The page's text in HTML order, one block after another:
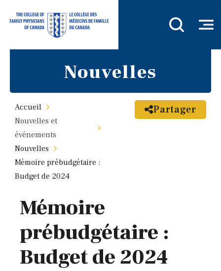
Nouvelles
Accueil
Nouvelles et
événements
Nouvelles
Mémoire prébudgétaire :
Budget de 2024
Partager
Mémoire
prébudgétaire :
Budget de 2024